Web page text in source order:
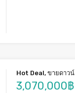
Hot Deal, ขายดาวน์
3,070,000฿